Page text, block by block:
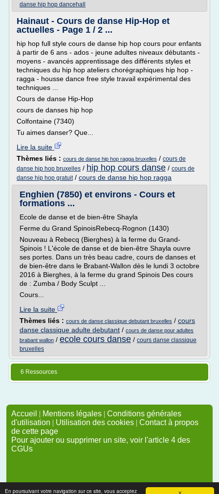
En poursuivant votre navigation sur ce site, vous acceptez
danse hip hop dancehall
Hainaut - Cours de danse Hip-Hop et
actuelles - Page 1 / 2 ...
hip hop full style cours de danse hip hop cours pour enfants
à partir de 6 ans - ados - jeune adultes niveaux débutants -
moyens - avancés apprentissage des différents styles et
techniques du hip hop ateliers chorégraphiques hip hop -
ragga - housse dance free style travail expérimental des
techniques ...
Cours de danse Hip-Hop
cours de danses hip hop
Colfontaine (7340)
Tu aimes danser? Que...
Lire la suite
Thèmes liés : cours de danse hip hop ragga bruxelles / cours de
danse hip hop bruxelles / hip hop cours danse / cours de
danse hip hop gratuit/ cours de danse hip hop ragga
Enghien (7850) et environs - Cours et
formations ...
Ecole de danse et de bien-être Shayla
Ferme du Grand SpinoisRebecq-Rognon (1430)
Nouveau à Rebecq (Bierghes) à la ferme du Grand-
Spinois ! L'école de danse et de bien-être Shayla ouvre
ses portes. Dans un très beau cadre, cours de danses et
de bien-être dans le Brabant-Wallon dès le lundi 3 octobre
2016 à Bierghes, à la ferme du grand Spinois Des cours
de : Zumba / Body Sculpt ...
Cours...
Lire la suite
Thèmes liés : cours de danse classique debutant bruxelles / cours
danse classique adulte debutant / cours de danse pour adultes
brabant wallon / ecole cours danse / cours danse classique
bruxelles
6 Ressources
Accueil | Mentions légales | Conditions générales
d'utilisation | Utilisation des cookies | Contact à propos
de cette page
Pour ajouter ou supprimer un site, voir l'article 4 des
CGUs